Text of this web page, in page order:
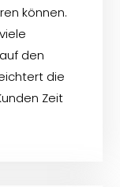
können.
den
die
Zeit